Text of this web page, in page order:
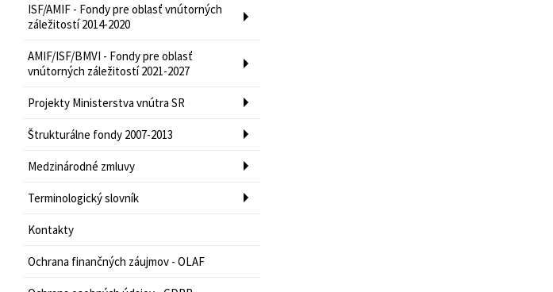
ISF/AMIF - Fondy pre oblasť vnútorných
záležitostí 2014-2020
AMIF/ISF/BMVI - Fondy pre oblasť
vnútorných záležitostí 2021-2027
Projekty Ministerstva vnútra SR
Štrukturálne fondy 2007-2013
Medzinárodné zmluvy
Terminologický slovník
Kontakty
Ochrana finančných záujmov - OLAF